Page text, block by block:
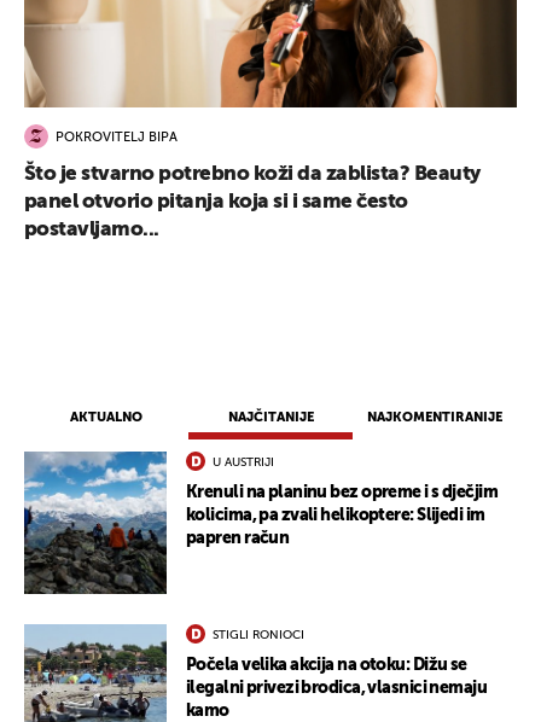
AKTUALNO NAJČITANIJE NAJKOMENTIRANIJE
U AUSTRIJI
Krenuli na planinu bez opreme i s dječjim
kolicima, pa zvali helikoptere: Slijedi im
papren račun
STIGLI RONIOCI
Počela velika akcija na otoku: Dižu se
ilegalni privezi brodica, vlasnici nemaju
kamo
POKROVITELJ BIPA
Što je stvarno potrebno koži da zablista? Beauty
panel otvorio pitanja koja si i same često
postavljamo...